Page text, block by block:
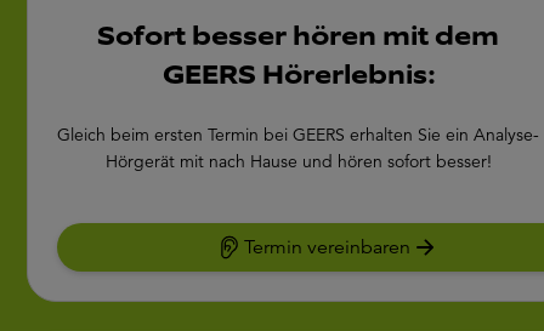
Sofort besser hören mit dem
GEERS Hörerlebnis:
Gleich beim ersten Termin bei GEERS erhalten Sie ein Analyse-
Hörgerät mit nach Hause und hören sofort besser!
Termin vereinbaren